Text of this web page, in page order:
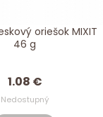
oriešok MIXIT
46 g
1.08 €
Nedostupný